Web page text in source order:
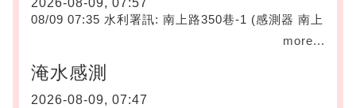
08/09 07:35 水利署訊: 南上路350巷-1 (感測器 南上
more...
淹水感測
2026-08-09, 07:47